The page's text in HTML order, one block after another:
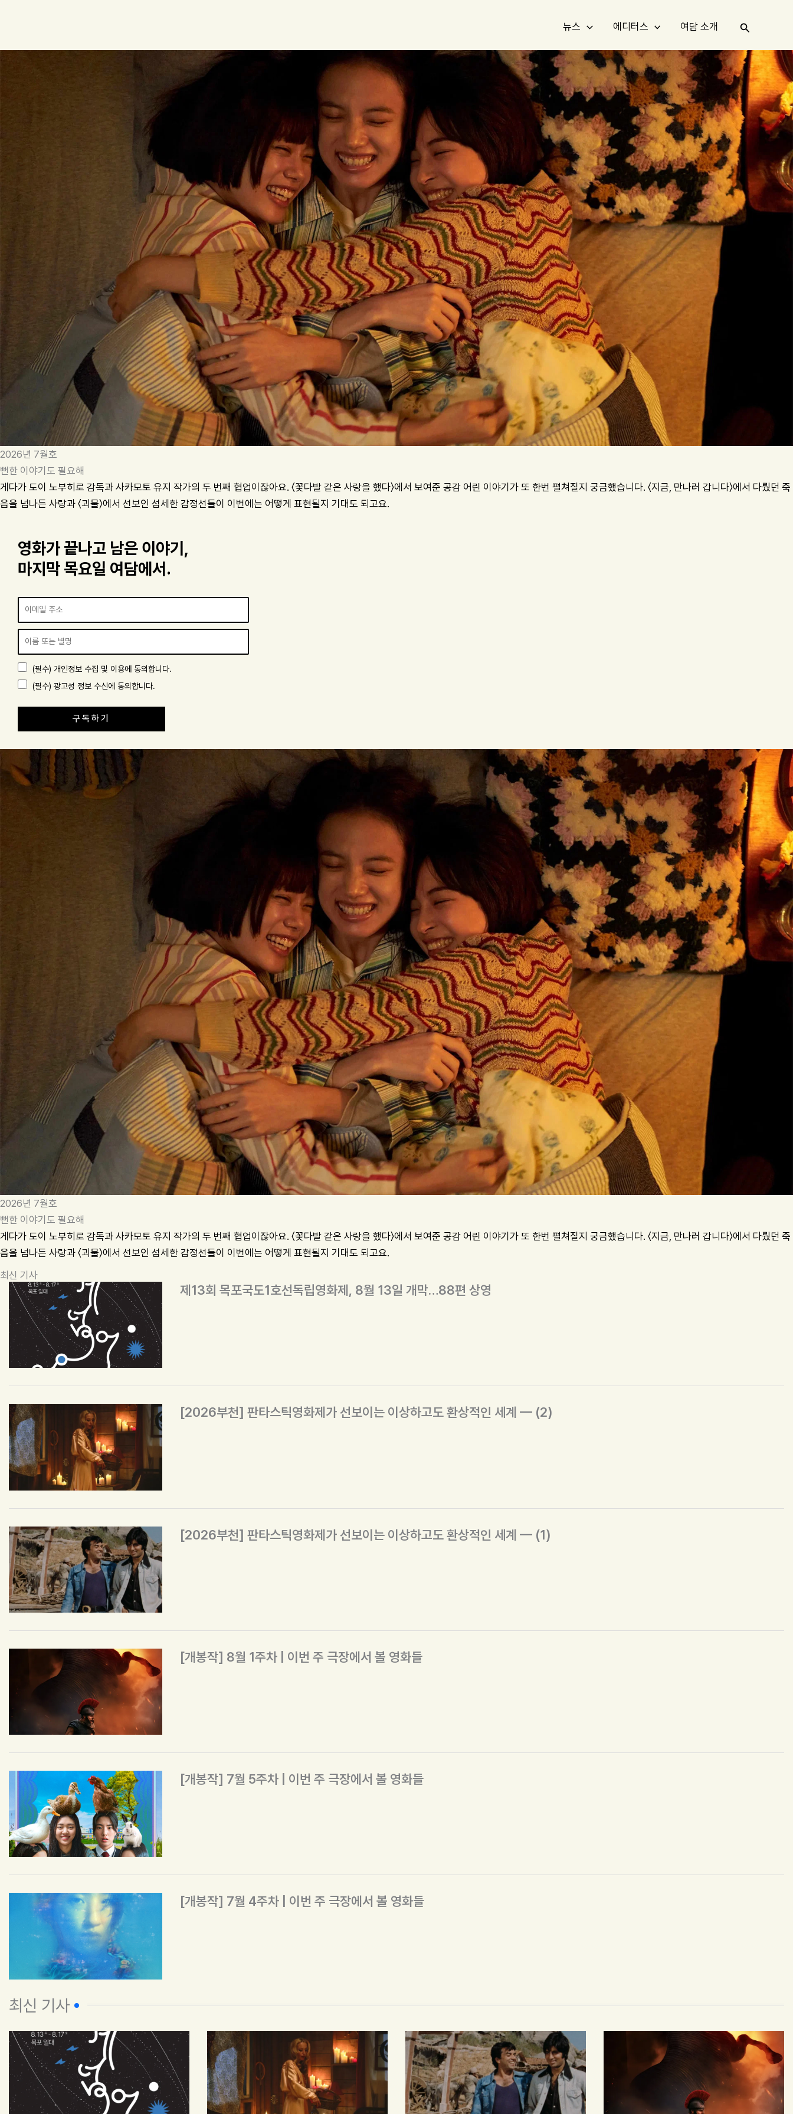
뉴스 에디터스 여담 소개
검
2026년 7월호
뻔한 이야기도 필요해
게다가 도이 노부히로 감독과 사카모토 유지 작가의 두 번째 협업이잖아요. 〈꽃다발 같은 사랑을 했다〉에서 보여준 공감 어린 이야기가 또 한번 펼쳐질지 궁금했습니다. 〈지금, 만나러 갑니다〉에서 다뤘던 죽
음을 넘나든 사랑과 〈괴물〉에서 선보인 섬세한 감정선들이 이번에는 어떻게 표현될지 기대도 되고요.
영화가 끝나고 남은 이야기,
마지막 목요일 여담에서.
(필수) 개인정보 수집 및 이용에 동의합니다.
(필수) 광고성 정보 수신에 동의합니다.
구독하기
2026년 7월호
뻔한 이야기도 필요해
게다가 도이 노부히로 감독과 사카모토 유지 작가의 두 번째 협업이잖아요. 〈꽃다발 같은 사랑을 했다〉에서 보여준 공감 어린 이야기가 또 한번 펼쳐질지 궁금했습니다. 〈지금, 만나러 갑니다〉에서 다뤘던 죽
음을 넘나든 사랑과 〈괴물〉에서 선보인 섬세한 감정선들이 이번에는 어떻게 표현될지 기대도 되고요.
최신 기사
제13회 목포국도1호선독립영화제, 8월 13일 개막…88편 상영
[2026부천] 판타스틱영화제가 선보이는 이상하고도 환상적인 세계 — (2)
[2026부천] 판타스틱영화제가 선보이는 이상하고도 환상적인 세계 — (1)
[개봉작] 8월 1주차 | 이번 주 극장에서 볼 영화들
[개봉작] 7월 5주차 | 이번 주 극장에서 볼 영화들
[개봉작] 7월 4주차 | 이번 주 극장에서 볼 영화들
최신 기사